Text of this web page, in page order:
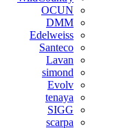
OCUN
DMM
Edelweiss
Santeco
Lavan
simond
Evolv
tenaya
SIGG
scarpa